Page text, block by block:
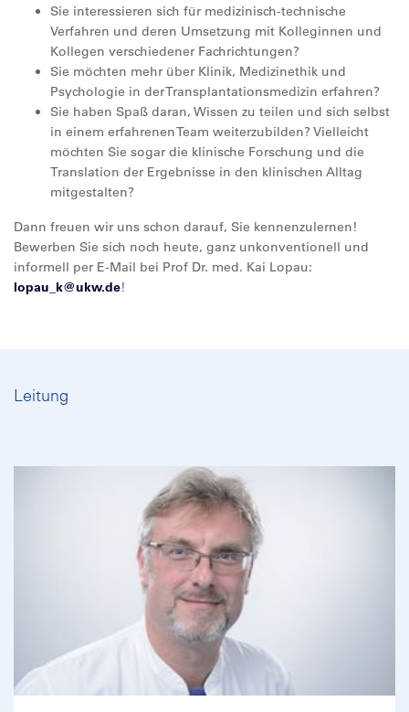
Sie interessieren sich für medizinisch-technische
Verfahren und deren Umsetzung mit Kolleginnen und
Kollegen verschiedener Fachrichtungen?
Sie möchten mehr über Klinik, Medizinethik und
Psychologie in der Transplantationsmedizin erfahren?
Sie haben Spaß daran, Wissen zu teilen und sich selbst
in einem erfahrenen Team weiterzubilden? Vielleicht
möchten Sie sogar die klinische Forschung und die
Translation der Ergebnisse in den klinischen Alltag
mitgestalten?
Dann freuen wir uns schon darauf, Sie kennenzulernen!
Bewerben Sie sich noch heute, ganz unkonventionell und
informell per E-Mail bei Prof Dr. med. Kai Lopau:
lopau_k@ukw.de!
Leitung